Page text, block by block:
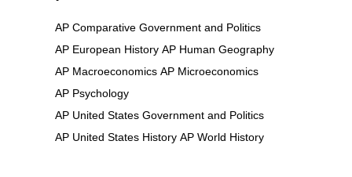
AP Comparative Government and Politics
AP European History AP Human Geography
AP Macroeconomics AP Microeconomics
AP Psychology
AP United States Government and Politics
AP United States History AP World History